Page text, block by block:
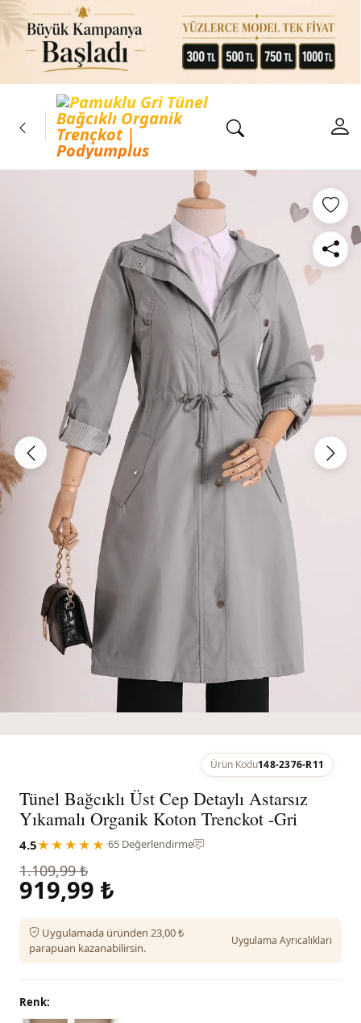
Ürün Kodu148-2376-R11
Tünel Bağcıklı Üst Cep Detaylı Astarsız
Yıkamalı Organik Koton Trenckot -Gri
4.5★★★★★ ·65 Değerlendirme
1.109,99 ₺
919,99 ₺
Uygulamada üründen 23,00 ₺
parapuan kazanabilirsin.
Uygulama Ayrıcalıkları
Renk: